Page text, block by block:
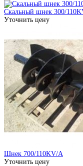
Скальный шнек 300/
Уточнить цену
Шнек 700/110KV/A
Уточнить цену